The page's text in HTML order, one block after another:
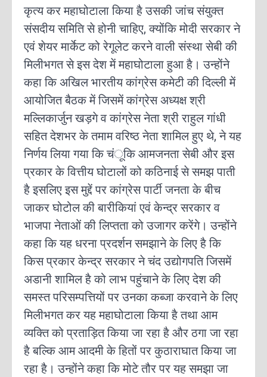
कृत्य कर महाघोटाला किया है उसकी जांच संयुक्त
संसदीय समिति से होनी चाहिए, क्योंकि मोदी सरकार ने
एवं शेयर मार्केट को रेगूलेट करने वाली संस्था सेबी की
मिलीभगत से इस देश में महाघोटाला हुआ है। उन्होंने
कहा कि अखिल भारतीय कांग्रेस कमेटी की दिल्ली में
आयोजित बैठक में जिसमें कांग्रेस अध्यक्ष श्री
मल्लिकार्जुन खड़गे व कांग्रेस नेता श्री राहुल गांधी
सहित देशभर के तमाम वरिष्ठ नेता शामिल हुए थे, ने यह
निर्णय लिया गया कि चंूकि आमजनता सेबी और इस
प्रकार के वित्तीय घोटालों को कठिनाई से समझ पाती
है इसलिए इस मुद्दें पर कांग्रेस पार्टी जनता के बीच
जाकर घोटोल की बारीकियां एवं केन्द्र सरकार व
भाजपा नेताओं की लिप्तता को उजागर करेंगे। उन्होंने
कहा कि यह धरना प्रदर्शन समझाने के लिए है कि
किस प्रकार केन्द्र सरकार ने चंद उद्योगपति जिसमें
अडानी शामिल है को लाभ पहुंचाने के लिए देश की
समस्त परिसम्पत्तियों पर उनका कब्जा करवाने के लिए
मिलीभगत कर यह महाघोटाला किया है तथा आम
व्यक्ति को प्रताड़ित किया जा रहा है और ठगा जा रहा
है बल्कि आम आदमी के हितों पर कुठाराघात किया जा
रहा है। उन्होंने कहा कि मोटे तौर पर यह समझा जा